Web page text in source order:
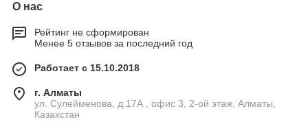
О нас
Рейтинг не сформирован
Менее 5 отзывов за последний год
Работает с 15.10.2018
г. Алматы
ул. Сулейменова, д.17А , офис 3, 2-ой этаж, Алматы,
Казахстан